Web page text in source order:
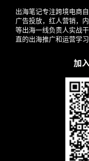
出海笔记专注跨境电商
广告投放，红人营销，
等出海一线负责人实战
直的出海推广和运营学习
加